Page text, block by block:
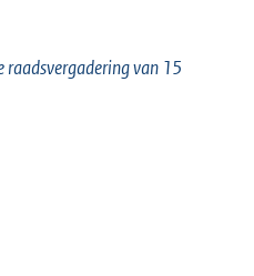
raadsvergadering van 15